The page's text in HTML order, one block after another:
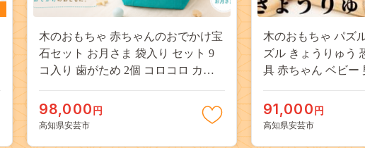
木のおもちゃ 赤ちゃんのおでかけ宝
石セット お月さま 袋入り セット 9
コ入り 歯がため 2個 コロコロ カタ
の子 ギフト プレゼント 出産祝い 誕
生日祝い 日本製 手作り 受注生産品
98,000 円
高知県安芸市
木のおもちゃ パズ
ズル きょうりゅう
具 赤ちゃん ベビー
い 日本製 手作り
舎 2歳 幼児 子供 幼
91,000 円
高知県安芸市